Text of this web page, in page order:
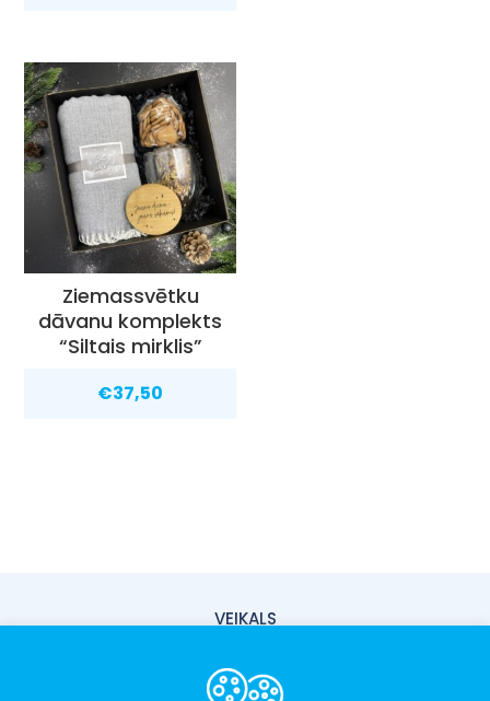
Ziemassvētku
dāvanu komplekts
“Siltais mirklis”
€37,50
VEIKALS